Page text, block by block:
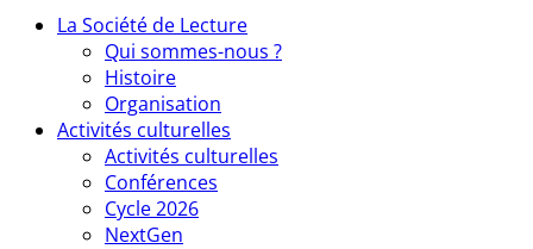
La Société de Lecture
Qui sommes-nous ?
Histoire
Organisation
Activités culturelles
Activités culturelles
Conférences
Cycle 2026
NextGen